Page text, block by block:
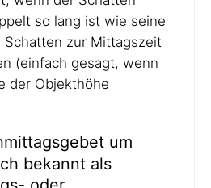
so lang ist wie seine
Schatten zur Mittagszeit
(einfach gesagt, wenn
der Objekthöhe
um
bekannt als